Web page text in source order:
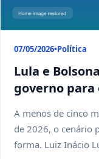
07/05/2026•Política
Lula e
governo para
A menos de cinco
de 2026, o cenário
forma. Luiz Inácio